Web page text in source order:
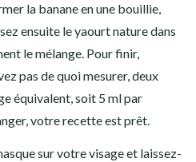
la banane en une bouillie,
ensuite le yaourt nature dans
le mélange. Pour finir,
pas de quoi mesurer, deux
équivalent, soit 5 ml par
votre recette est prêt.
sur votre visage et laissez-